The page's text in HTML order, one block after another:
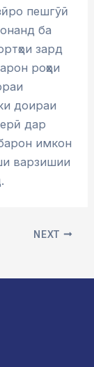
пешгӯӣ
ба
зард
роҳҳои
доираи
дар
имкон
варзишии
NEXT